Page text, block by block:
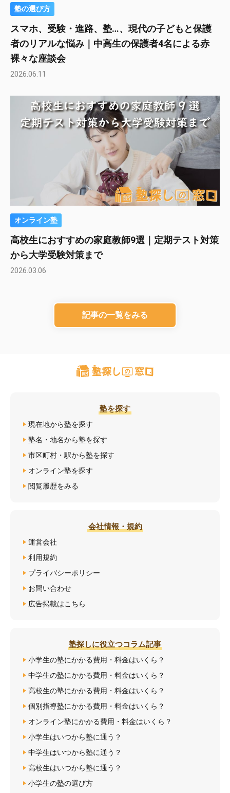
塾の選び方
スマホ、受験・進路、塾…、現代の子どもと保護
者のリアルな悩み｜中高生の保護者4名による赤
裸々な座談会
2026.06.11
オンライン塾
高校生におすすめの家庭教師9選｜定期テスト対策
から大学受験対策まで
2026.03.06
記事の一覧をみる
塾を探す
現在地から塾を探す
塾名・地名から塾を探す
市区町村・駅から塾を探す
オンライン塾を探す
閲覧履歴をみる
会社情報・規約
運営会社
利用規約
プライバシーポリシー
お問い合わせ
広告掲載はこちら
塾探しに役立つコラム記事
小学生の塾にかかる費用・料金はいくら？
中学生の塾にかかる費用・料金はいくら？
高校生の塾にかかる費用・料金はいくら？
個別指導塾にかかる費用・料金はいくら？
オンライン塾にかかる費用・料金はいくら？
小学生はいつから塾に通う？
中学生はいつから塾に通う？
高校生はいつから塾に通う？
小学生の塾の選び方